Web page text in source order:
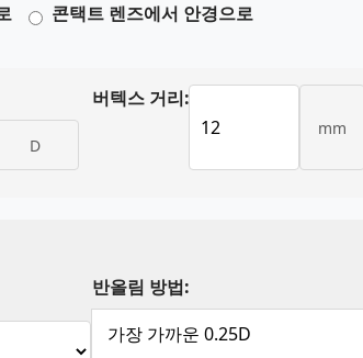
콘택트 렌즈에서 안경으로
D
버텍스 거리:
mm
반올림 방법: